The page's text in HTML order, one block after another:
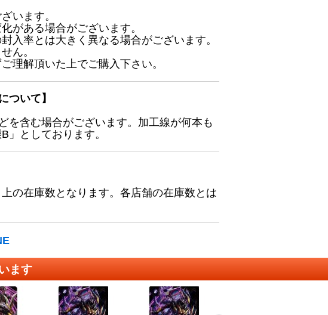
います。
がある場合がございます。
入率とは大きく異なる場合がございます。
ん。
理解頂いた上でご購入下さい。
ついて】
を含む場合がございます。加工線が何本も
」としております。
の在庫数となります。各店舗の在庫数とは
ます